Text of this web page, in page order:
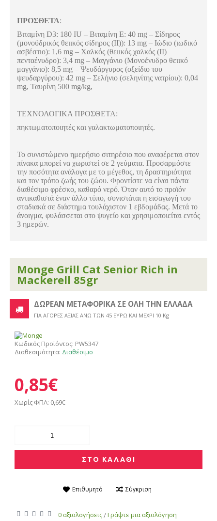
ΠΡΟΣΘΕΤΑ:
Βιταμίνη D3: 180 IU – Βιταμίνη Ε: 40 mg – Σίδηρος
(μονοϋδρικός θειικός σίδηρος (II)): 13 mg – Ιώδιο (ιωδικό
ασβέστιο): 1,6 mg – Χαλκός (θειικός χαλκός (II)
πενταένυδρο): 3,4 mg – Μαγγάνιο (Μονοένυδρο θειικό
μαγγάνιο): 8,5 mg – Ψευδάργυρος (οξείδιο του
ψευδαργύρου): 42 mg – Σελήνιο (σεληνίτης νατρίου): 0,04
mg, Ταυρίνη 500 mg/kg,
ΤΕΧΝΟΛΟΓΙΚΑ ΠΡΟΣΘΕΤΑ:
πηκτωματοποιητές και γαλακτωματοποιητές.
Το συνιστώμενο ημερήσιο σιτηρέσιο που αναφέρεται στον
πίνακα μπορεί να χωριστεί σε 2 γεύματα. Προσαρμόστε
την ποσότητα ανάλογα με το μέγεθος, τη δραστηριότητα
και τον τρόπο ζωής του ζώου. Φροντίστε να είναι πάντα
διαθέσιμο φρέσκο, καθαρό νερό. Όταν αυτό το προϊόν
αντικαθιστά έναν άλλο τύπο, συνιστάται η εισαγωγή του
σταδιακά σε διάστημα τουλάχιστον 1 εβδομάδας. Μετά το
άνοιγμα, φυλάσσεται στο ψυγείο και χρησιμοποιείται εντός
3 ημερών.
Monge Grill Cat Senior Rich in
Mackerell 85gr
ΔΩΡΕΑΝ ΜΕΤΑΦΟΡΙΚΑ ΣΕ ΟΛΗ ΤΗΝ ΕΛΛΑΔΑ
ΓΙΑ ΑΓΟΡΕΣ ΑΞΙΑΣ ΑΝΩ ΤΩΝ 45 ΕΥΡΩ ΚΑΙ ΜΕΧΡΙ 10 Kg
Κωδικός Προϊόντος: PW5347
Διαθεσιμότητα: Διαθέσιμο
0,85€
Χωρίς ΦΠΑ: 0,69€
ΣΤΟ ΚΑΛΑΘΙ
Επιθυμητό Σύγκριση
0 αξιολογήσεις/Γράψτε μια αξιολόγηση